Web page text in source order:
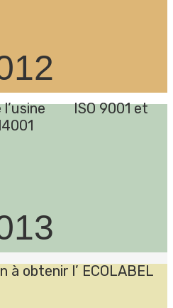
ISO 9001 et
obtenir l’ ECOLABEL